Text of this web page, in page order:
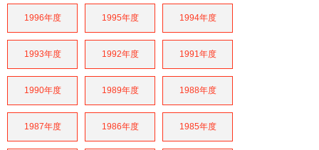
1996年度 1995年度 1994年度
1993年度 1992年度 1991年度
1990年度 1989年度 1988年度
1987年度 1986年度 1985年度